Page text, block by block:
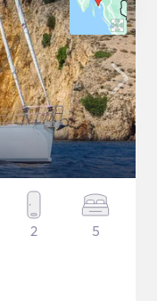
2 5